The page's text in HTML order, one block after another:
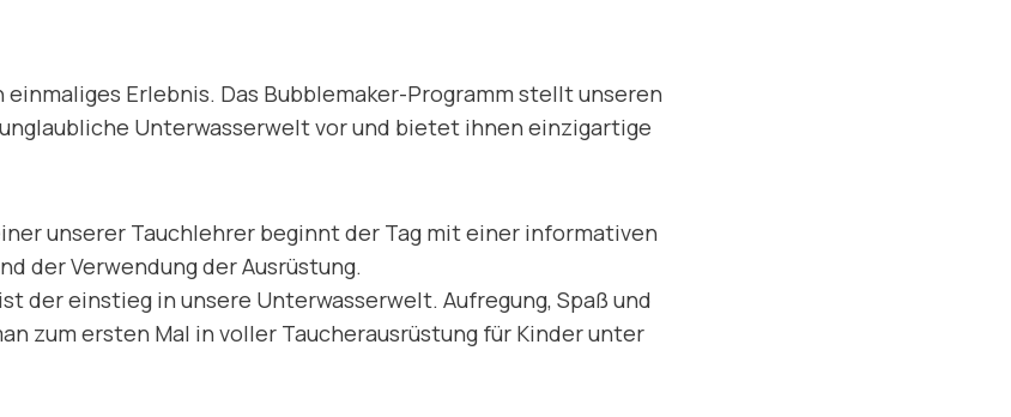
Erlebnis. Das Bubblemaker-Programm stellt unseren
Unterwasserwelt vor und bietet ihnen einzigartige
unserer Tauchlehrer beginnt der Tag mit einer informativen
der Verwendung der Ausrüstung.
der einstieg in unsere Unterwasserwelt. Aufregung, Spaß und
zum ersten Mal in voller Taucherausrüstung für Kinder unter